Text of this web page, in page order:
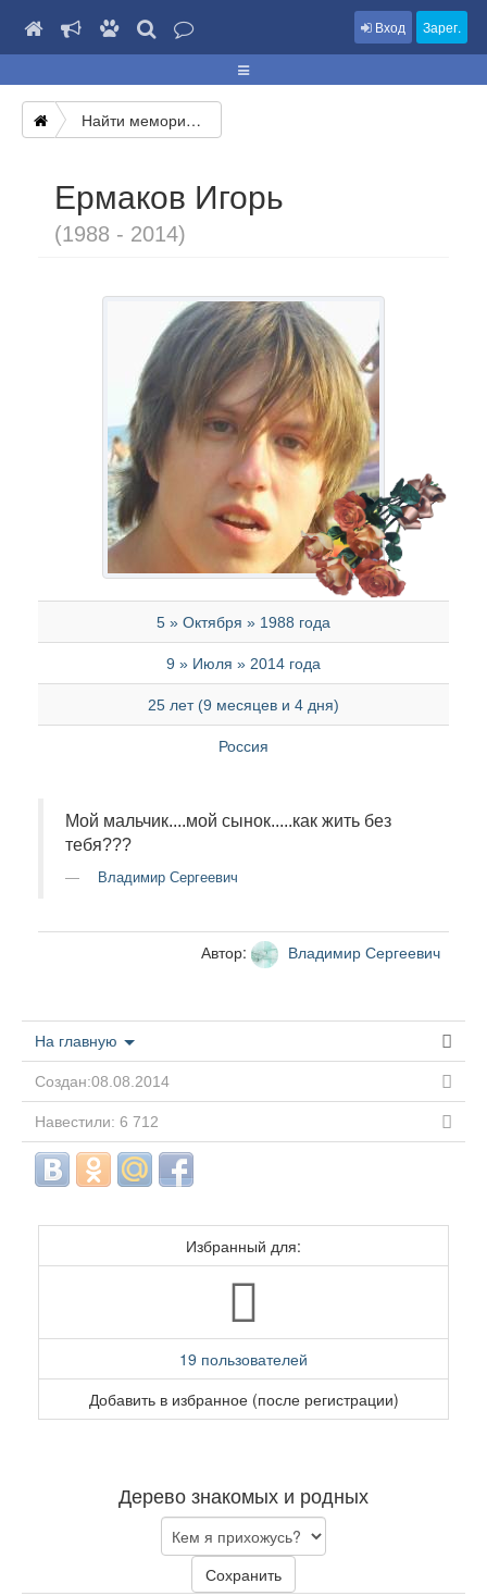
Вход Зарег.
Найти мемориал
Ермаков Игорь
(1988 - 2014)
5 » Октября » 1988 года
9 » Июля » 2014 года
25 лет (9 месяцев и 4 дня)
Россия
Мой мальчик....мой сынок.....как жить без
тебя???
Владимир Сергеевич
Автор: Владимир Сергеевич
На главную
Создан:08.08.2014
Навестили: 6 712
Избранный для:
19 пользователей
Добавить в избранное (после регистрации)
Дерево знакомых и родных
Сохранить